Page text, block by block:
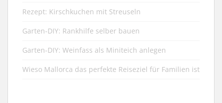
Rezept: Kirschkuchen mit Streuseln
Garten-DIY: Rankhilfe selber bauen
Garten-DIY: Weinfass als Miniteich anlegen
Wieso Mallorca das perfekte Reiseziel für Familien ist